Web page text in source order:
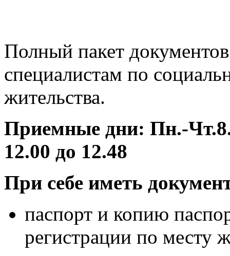
Полный пакет
специалистам по
жительства.
Приемные дни: Пн.-
12.00 до 12.48
При себе иметь
паспорт и копию
регистрации по месту